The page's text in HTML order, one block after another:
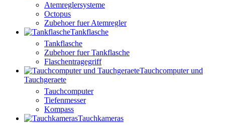
Atemreglersysteme
Octopus
Zubehoer fuer Atemregler
Tankflasche
Tankflasche
Zubehoer fuer Tankflasche
Flaschentragegriff
Tauchcomputer und
Tauchgeraete
Tauchcomputer
Tiefenmesser
Kompass
Tauchkameras